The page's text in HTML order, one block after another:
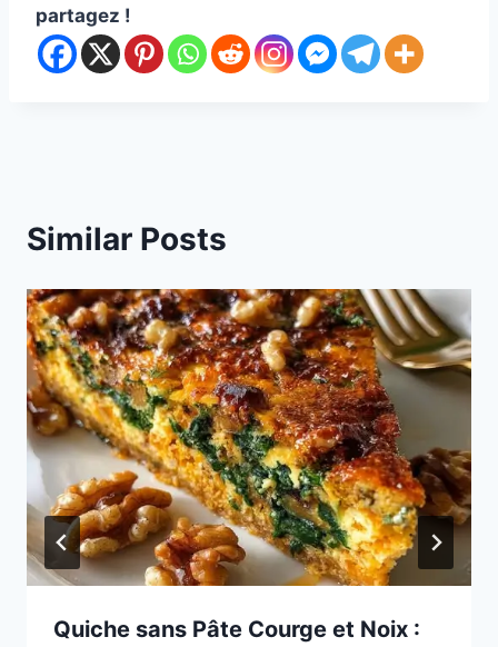
partagez !
Similar Posts
Quiche sans Pâte Courge et Noix :